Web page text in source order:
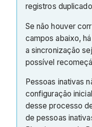
registros
Se não houver
campos abaixo,
a sincronização
possível
Pessoas inativas
configuração
desse processo
de pessoas